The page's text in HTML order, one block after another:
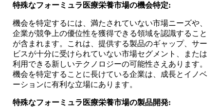
特殊なフォーミュラ医療栄養市場の機会特定:
機会を特定するには、満たされていない市場ニーズや、
企業が競争上の優位性を獲得できる領域を認識すること
が含まれます。これは、提供する製品のギャップ、サー
ビスが十分に受けられていない市場セグメント、または
利用できる新しいテクノロジーの可能性さえあります。
機会を特定することに長けている企業は、成長とイノベ
ーションに有利な立場にあります。
特殊なフォーミュラ医療栄養市場の製品開発: